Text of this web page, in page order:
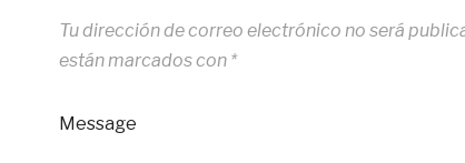
Tu dirección de correo electrónico no será
están marcados con *
Message